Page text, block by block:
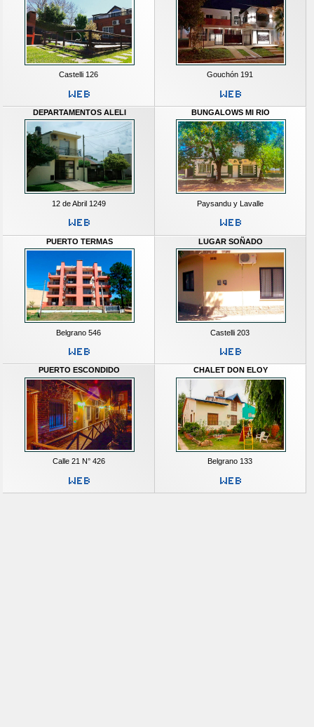
Castelli 126 Gouchón 191
DEPARTAMENTOS ALELI
12 de Abril 1249
BUNGALOWS MI RIO
Paysandu y Lavalle
PUERTO TERMAS
Belgrano 546
LUGAR SOÑADO
Castelli 203
PUERTO ESCONDIDO
Calle 21 N° 426
CHALET DON ELOY
Belgrano 133